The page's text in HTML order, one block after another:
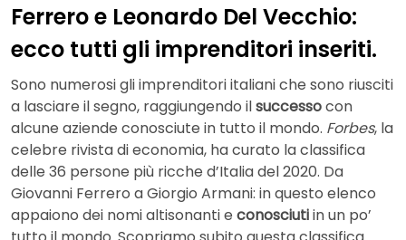
Ferrero e Leonardo Del Vecchio:
ecco tutti gli imprenditori inseriti.
Sono numerosi gli imprenditori italiani che sono riusciti
a lasciare il segno, raggiungendo ilsuccessocon
alcune aziende conosciute in tutto il mondo. Forbes, la
celebre rivista di economia, ha curato la classifica
delle 36 persone più ricche d’Italia del 2020. Da
Giovanni Ferrero a Giorgio Armani: in questo elenco
appaiono dei nomi altisonanti e conosciutiin un po’